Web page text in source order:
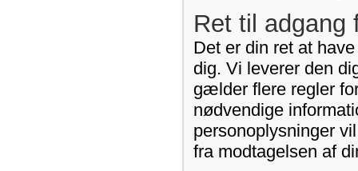
Ret til adgang
Det er din ret at
dig. Vi leverer den
gælder flere regler
nødvendige
personoplysninger
fra modtagelsen af